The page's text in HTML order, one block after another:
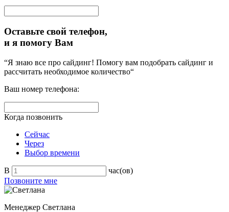
Оставьте свой телефон,
и я помогу Вам
“Я знаю все про сайдинг! Помогу вам подобрать сайдинг и
рассчитать необходимое количество“
Ваш номер телефона:
Когда позвонить
Сейчас
Через
Выбор времени
В
час(ов)
Позвоните мне
Менеджер Светлана